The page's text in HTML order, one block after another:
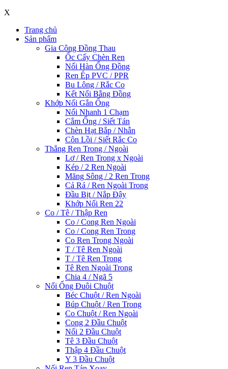
X
Trang chủ
Sản phẩm
Gia Công Đồng Thau
Ốc Cấy Chèn Ren
Nối Hàn Ống Đồng
Ren Ép PVC / PPR
Bu Lông / Rắc Co
Kết Nối Bằng Đồng
Khớp Nối Gắn Ống
Nối Nhanh 1 Chạm
Cắm Ống / Siết Tán
Chèn Hạt Bắp / Nhẫn
Côn Lồi / Siết Rắc Co
Thẳng Ren Trong / Ngoài
Lơ / Ren Trong x Ngoài
Kép / 2 Ren Ngoài
Măng Sông / 2 Ren Trong
Cả Rá / Ren Ngoài Trong
Đầu Bịt / Nắp Đậy
Khớp Nối Ren 22
Co / Tê / Thập Ren
Co / Cong Ren Ngoài
Co / Cong Ren Trong
Co Ren Trong Ngoài
T / Tê Ren Ngoài
T / Tê Ren Trong
Tê Ren Ngoài Trong
Chia 4 / Ngã 5
Nối Ống Đuôi Chuột
Béc Chuột / Ren Ngoài
Búp Chuột / Ren Trong
Co Chuột / Ren Ngoài
Cong 2 Đầu Chuột
Nối 2 Đầu Chuột
Tê 3 Đầu Chuột
Thập 4 Đầu Chuột
Y 3 Đầu Chuột